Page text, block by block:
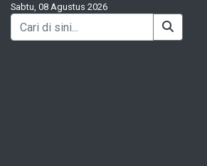
Sabtu, 08 Agustus 2026